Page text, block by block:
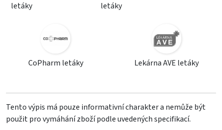
letáky
letáky
CoPharm letáky Lekárna AVE letáky
Tento výpis má pouze informativní charakter a nemůže být
použit pro vymáhání zboží podle uvedených specifikací.